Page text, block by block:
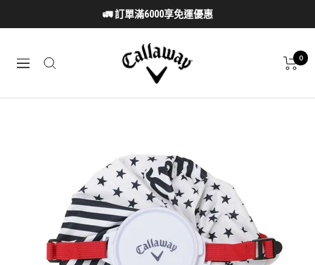
🚛 訂單滿6000享免運優惠
導
Callaway
Taiwan
0